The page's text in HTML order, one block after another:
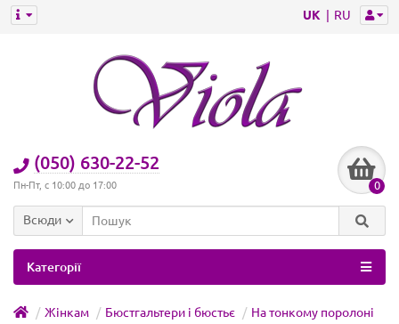
UK RU
(050) 630-22-52
Пн-Пт, с 10:00 до 17:00 0
Всюди
Категорії
Жінкам Бюстгальтери і бюстьє
На тонкому поролоні